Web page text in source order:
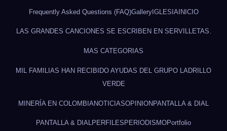
Frequently Asked Questions (FAQ)GalleryIGLESIAINICIO
LAS GRANDES CANCIONES SE ESCRIBEN EN SERVILLETAS.
MAS CATEGORIAS
MIL FAMILIAS HAN RECIBIDO AYUDAS DEL GRUPO LADRILLO
VERDE
MINERÍA EN COLOMBIANOTICIASOPINIONPANTALLA & DIAL
PANTALLA & DIALPERFILES PERIODISMOPortfolio